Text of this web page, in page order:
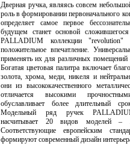
Дверная ручка, являясь совсем
роль в формировании первоначального
определяет самое первое
будущем станет основой
PALLADIUM коллекции "revolution"
положительное впечатление.
применять их для различных помещений
Богатая цветовая палитра включает
золота, хрома, меди, никеля и
они из высококачественного
отличается высокими
обуславливает более длительный
Модельный ряд ручек
насчитывает 20 видов моделей –
Соответствующие европейским
формируют современный дизайн